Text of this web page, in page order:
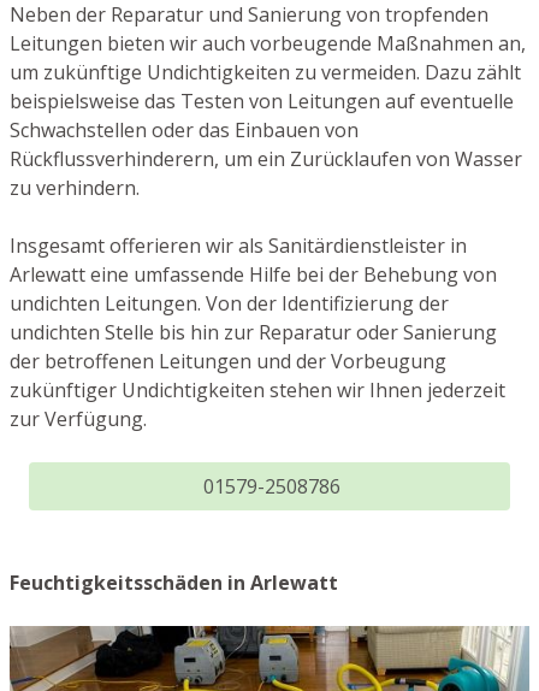
Neben der Reparatur und Sanierung von tropfenden
Leitungen bieten wir auch vorbeugende Maßnahmen an,
um zukünftige Undichtigkeiten zu vermeiden. Dazu zählt
beispielsweise das Testen von Leitungen auf eventuelle
Schwachstellen oder das Einbauen von
Rückflussverhinderern, um ein Zurücklaufen von Wasser
zu verhindern.
Insgesamt offerieren wir als Sanitärdienstleister in
Arlewatt eine umfassende Hilfe bei der Behebung von
undichten Leitungen. Von der Identifizierung der
undichten Stelle bis hin zur Reparatur oder Sanierung
der betroffenen Leitungen und der Vorbeugung
zukünftiger Undichtigkeiten stehen wir Ihnen jederzeit
zur Verfügung.
01579-2508786
Feuchtigkeitsschäden in Arlewatt